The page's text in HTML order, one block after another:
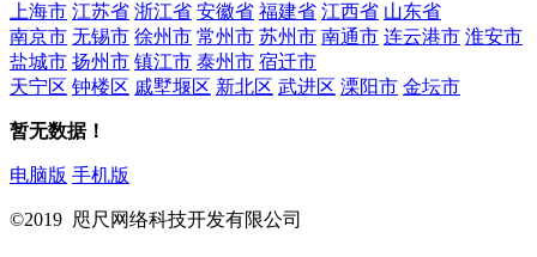
上海市 江苏省 浙江省 安徽省 福建省 江西省 山东省
南京市 无锡市 徐州市 常州市 苏州市 南通市 连云港市 淮安市
盐城市 扬州市 镇江市 泰州市 宿迁市
天宁区 钟楼区 戚墅堰区 新北区 武进区 溧阳市 金坛市
暂无数据！
电脑版 手机版
©2019 咫尺网络科技开发有限公司